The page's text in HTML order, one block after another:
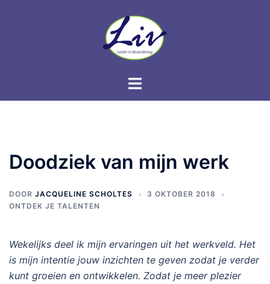
Doodziek van mijn werk
DOOR JACQUELINE SCHOLTES
3 OKTOBER 2018
ONTDEK JE TALENTEN
Wekelijks deel ik mijn ervaringen uit het werkveld. Het
is mijn intentie jouw inzichten te geven zodat je verder
kunt groeien en ontwikkelen. Zodat je meer plezier